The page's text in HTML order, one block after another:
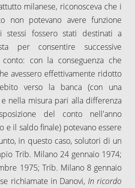
milanese, riconosceva che i
non potevano avere funzione
stessi fossero stati destinati a
per consentire successive
con la conseguenza che
avessero effettivamente ridotto
verso la banca (con una
nella misura pari alla differenza
del conto nell'anno
e il saldo finale) potevano essere
in questo caso, solutori di un
Trib. Milano 24 gennaio 1974;
1975; Trib. Milano 8 gennaio
richiamate in Danovi, In ricordo